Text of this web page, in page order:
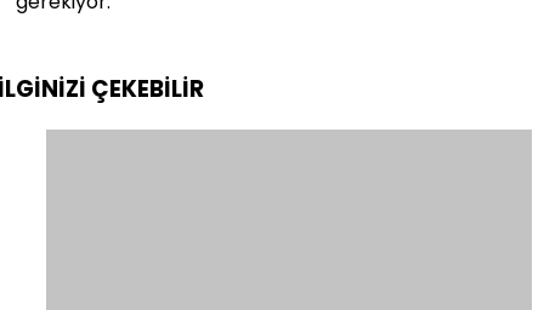
ÇEKEBİLİR